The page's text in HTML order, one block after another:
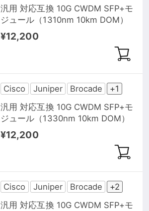
汎用 対応互換 10G CWDM SFP+モ
ジュール（1310nm 10km DOM）
¥12,200
Cisco Juniper Brocade
+1
汎用 対応互換 10G CWDM SFP+モ
ジュール（1330nm 10km DOM）
¥12,200
Cisco Juniper Brocade
+2
汎用 対応互換 10G CWDM SFP+モ